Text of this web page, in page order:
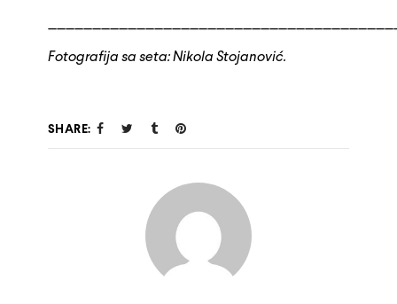
Fotografija sa seta: Nikola Stojanović.
SHARE: